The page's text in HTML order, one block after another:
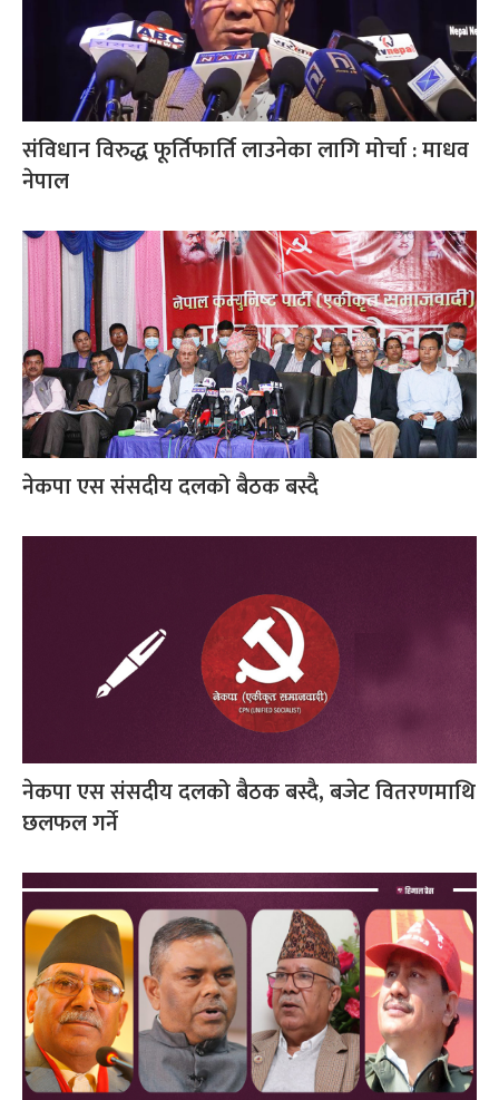
संविधान विरुद्ध फूर्तिफार्ति लाउनेका लागि मोर्चा : माधव
नेपाल
नेकपा एस संसदीय दलको बैठक बस्दै
नेकपा एस संसदीय दलको बैठक बस्दै, बजेट वितरणमाथि
छलफल गर्ने